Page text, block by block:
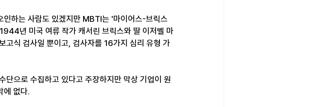
하는 사람도 있겠지만 MBTI는 '마이어스-브릭스
년 미국 여류 작가 캐서린 브릭스와 딸 이저벨 마
고식 검사일 뿐이고, 검사자를 16가지 심리 유형 가
단으로 수집하고 있다고 주장하지만 막상 기업이 원
에 없다.